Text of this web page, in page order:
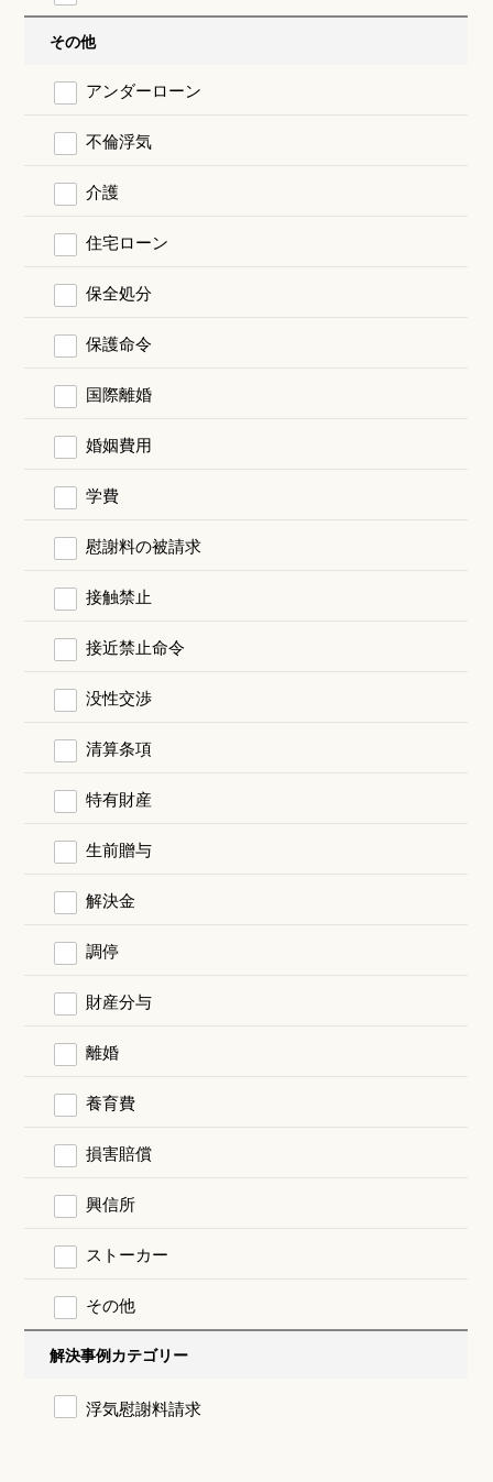
その他
アンダーローン
不倫浮気
介護
住宅ローン
保全処分
保護命令
国際離婚
婚姻費用
学費
慰謝料の被請求
接触禁止
接近禁止命令
没性交渉
清算条項
特有財産
生前贈与
解決金
調停
財産分与
離婚
養育費
損害賠償
興信所
ストーカー
その他
解決事例カテゴリー
浮気慰謝料請求